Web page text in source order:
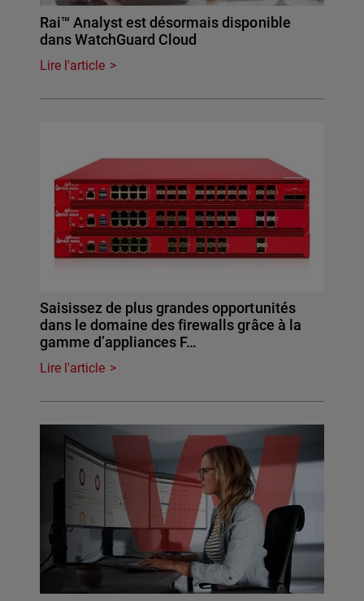
Rai™ Analyst est désormais disponible
dans WatchGuard Cloud
Lire l'article
Saisissez de plus grandes opportunités
dans le domaine des firewalls grâce à la
gamme d’appliances F…
Lire l'article